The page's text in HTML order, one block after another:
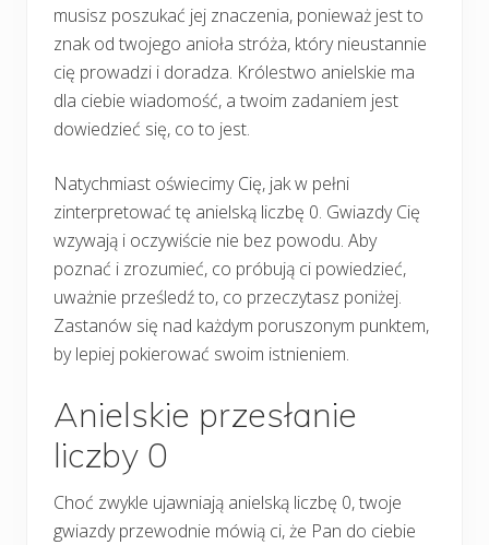
musisz poszukać jej znaczenia, ponieważ jest to
znak od twojego anioła stróża, który nieustannie
cię prowadzi i doradza. Królestwo anielskie ma
dla ciebie wiadomość, a twoim zadaniem jest
dowiedzieć się, co to jest.
Natychmiast oświecimy Cię, jak w pełni
zinterpretować tę anielską liczbę 0. Gwiazdy Cię
wzywają i oczywiście nie bez powodu. Aby
poznać i zrozumieć, co próbują ci powiedzieć,
uważnie prześledź to, co przeczytasz poniżej.
Zastanów się nad każdym poruszonym punktem,
by lepiej pokierować swoim istnieniem.
Anielskie przesłanie
liczby 0
Choć zwykle ujawniają anielską liczbę 0, twoje
gwiazdy przewodnie mówią ci, że Pan do ciebie